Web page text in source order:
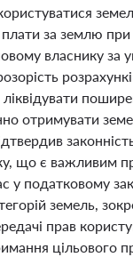
за землю при
власнику за
отримувати
що є важливим
у податковому
земель,
прав
цільового